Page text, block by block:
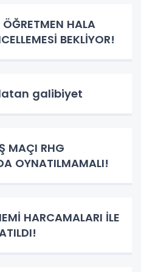
ÖĞRETMEN HALA
BEKLİYOR!
galibiyet
MAÇI RHG
OYNATILMAMALI!
HARCAMALARI İLE